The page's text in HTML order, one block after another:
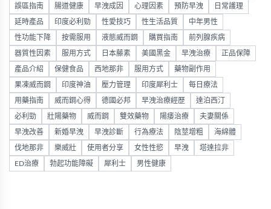
誤區指南 腸道健康 早洩成因 心理因素 預防早洩 日常護理
延時產品 印度必利勁 性愛技巧 性生活品質 中年男性
性功能下降 按需服用 液態威而鋼 購買指南 前列腺疾病
器質性因素 服用方式 日本藤素 美國黑金 早洩治療 正品保障
產品介紹 保健食品 西地那非 服用方式 藥物副作用
果凍威而鋼 印度神油 壓力管理 印度犀利士 每日療法
用藥指南 威而鋼心得 德國必邦 早洩治療經歷 達泊西汀
必利勁 壯陽藥物 威而鋼 雙效藥物 陽痿治療 夫妻關係
早洩改善 新婚早洩 早洩診斷 行為療法 陰莖增粗 海綿體
伐地那非 樂威壯 使用者分享 女性性慾 早洩 塔達拉非
ED治療 勃起功能障礙 犀利士 男性健康